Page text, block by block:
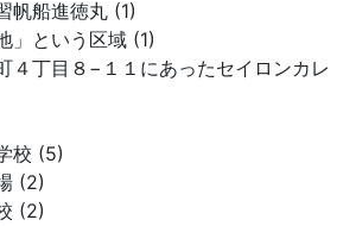
帆船進徳丸 (1)
」という区域 (1)
４丁目８−１１にあったセイロンカレ
校 (5)
(2)
(2)